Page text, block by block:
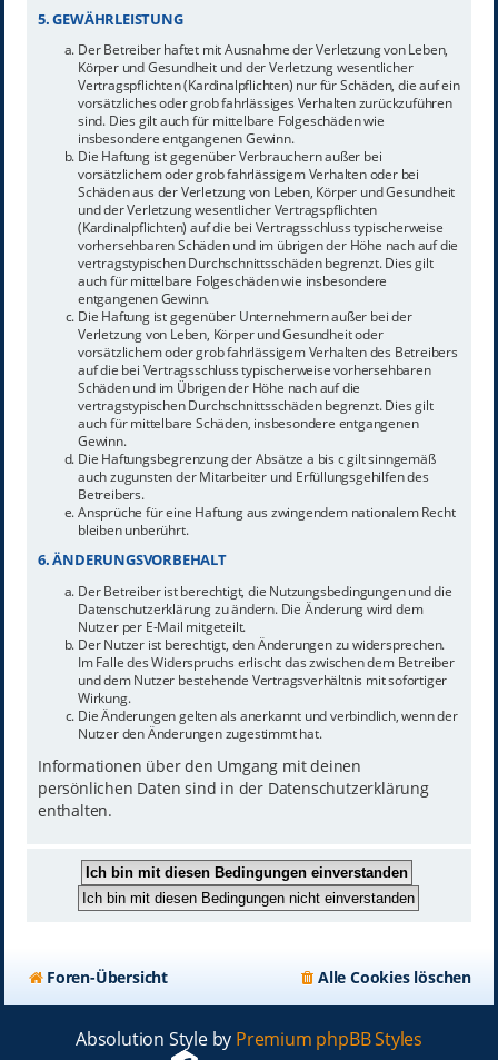
5. GEWÄHRLEISTUNG
Der Betreiber haftet mit Ausnahme der Verletzung von Leben,
Körper und Gesundheit und der Verletzung wesentlicher
Vertragspflichten (Kardinalpflichten) nur für Schäden, die auf ein
vorsätzliches oder grob fahrlässiges Verhalten zurückzuführen
sind. Dies gilt auch für mittelbare Folgeschäden wie
insbesondere entgangenen Gewinn.
Die Haftung ist gegenüber Verbrauchern außer bei
vorsätzlichem oder grob fahrlässigem Verhalten oder bei
Schäden aus der Verletzung von Leben, Körper und Gesundheit
und der Verletzung wesentlicher Vertragspflichten
(Kardinalpflichten) auf die bei Vertragsschluss typischerweise
vorhersehbaren Schäden und im übrigen der Höhe nach auf die
vertragstypischen Durchschnittsschäden begrenzt. Dies gilt
auch für mittelbare Folgeschäden wie insbesondere
entgangenen Gewinn.
Die Haftung ist gegenüber Unternehmern außer bei der
Verletzung von Leben, Körper und Gesundheit oder
vorsätzlichem oder grob fahrlässigem Verhalten des Betreibers
auf die bei Vertragsschluss typischerweise vorhersehbaren
Schäden und im Übrigen der Höhe nach auf die
vertragstypischen Durchschnittsschäden begrenzt. Dies gilt
auch für mittelbare Schäden, insbesondere entgangenen
Gewinn.
Die Haftungsbegrenzung der Absätze a bis c gilt sinngemäß
auch zugunsten der Mitarbeiter und Erfüllungsgehilfen des
Betreibers.
Ansprüche für eine Haftung aus zwingendem nationalem Recht
bleiben unberührt.
6. ÄNDERUNGSVORBEHALT
Der Betreiber ist berechtigt, die Nutzungsbedingungen und die
Datenschutzerklärung zu ändern. Die Änderung wird dem
Nutzer per E-Mail mitgeteilt.
Der Nutzer ist berechtigt, den Änderungen zu widersprechen.
Im Falle des Widerspruchs erlischt das zwischen dem Betreiber
und dem Nutzer bestehende Vertragsverhältnis mit sofortiger
Wirkung.
Die Änderungen gelten als anerkannt und verbindlich, wenn der
Nutzer den Änderungen zugestimmt hat.
Informationen über den Umgang mit deinen
persönlichen Daten sind in der Datenschutzerklärung
enthalten.
Foren-Übersicht Alle Cookies löschen
Absolution Style by Premium phpBB Styles